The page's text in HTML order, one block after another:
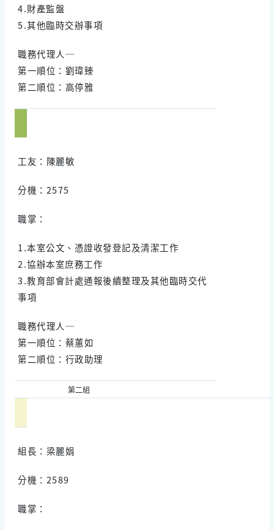
4.財產監盤
5.其他臨時交辦事項
職務代理人─
第一順位：劉瑋臻
第二順位：高停雅
工友：陳麗敏
分機：2575
職掌：
1.本室公文、憑證收發登記及清潔工作
2.協辦本室庶務工作
3.教育部會計處通報後續整理及其他臨時交代
事項
職務代理人─
第一順位：蔡蕙如
第二順位：行政助理
第二組
組長：梁麗娟
分機：2589
職掌：